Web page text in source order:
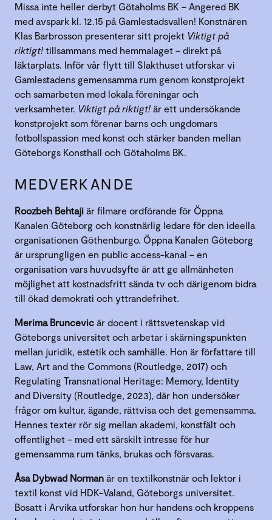
Missa inte heller derbyt Götaholms BK – Angered BK
med avspark kl. 12.15 på Gamlestadsvallen! Konstnären
Klas Barbrosson presenterar sitt projekt Viktigt på
riktigt! tillsammans med hemmalaget – direkt på
läktarplats. Inför vår flytt till Slakthuset utforskar vi
Gamlestadens gemensamma rum genom konstprojekt
och samarbeten med lokala föreningar och
verksamheter. Viktigt på riktigt! är ett undersökande
konstprojekt som förenar barns och ungdomars
fotbollspassion med konst och stärker banden mellan
Göteborgs Konsthall och Götaholms BK.
MEDVERKANDE
Roozbeh Behtaji är filmare ordförande för Öppna
Kanalen Göteborg och konstnärlig ledare för den ideella
organisationen Göthenburgo. Öppna Kanalen Göteborg
är ursprungligen en public access-kanal – en
organisation vars huvudsyfte är att ge allmänheten
möjlighet att kostnadsfritt sända tv och därigenom bidra
till ökad demokrati och yttrandefrihet.
Merima Bruncevic är docent i rättsvetenskap vid
Göteborgs universitet och arbetar i skärningspunkten
mellan juridik, estetik och samhälle. Hon är författare till
Law, Art and the Commons (Routledge, 2017) och
Regulating Transnational Heritage: Memory, Identity
and Diversity (Routledge, 2023), där hon undersöker
frågor om kultur, ägande, rättvisa och det gemensamma.
Hennes texter rör sig mellan akademi, konstfält och
offentlighet – med ett särskilt intresse för hur
gemensamma rum tänks, brukas och försvaras.
Åsa Dybwad Norman är en textilkonstnär och lektor i
textil konst vid HDK-Valand, Göteborgs universitet.
Bosatt i Arvika utforskar hon hur handens och kroppens